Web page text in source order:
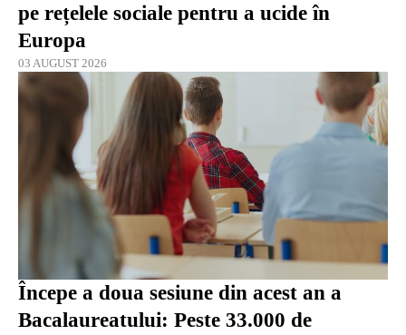
pe rețelele sociale pentru a ucide în
Europa
03 AUGUST 2026
Începe a doua sesiune din acest an a
Bacalaureatului: Peste 33.000 de